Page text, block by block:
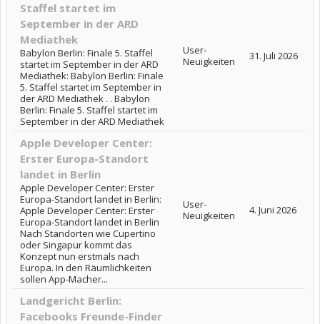
Staffel startet im
September in der ARD
Mediathek
Babylon Berlin: Finale 5. Staffel
startet im September in der ARD
Mediathek: Babylon Berlin: Finale
5. Staffel startet im September in
der ARD Mediathek . . Babylon
Berlin: Finale 5. Staffel startet im
September in der ARD Mediathek
User-
Neuigkeiten
31. Juli 2026
Apple Developer Center:
Erster Europa-Standort
landet in Berlin
Apple Developer Center: Erster
Europa-Standort landet in Berlin:
Apple Developer Center: Erster
Europa-Standort landet in Berlin
Nach Standorten wie Cupertino
oder Singapur kommt das
Konzept nun erstmals nach
Europa. In den Räumlichkeiten
sollen App-Macher...
User-
Neuigkeiten
4. Juni 2026
Landgericht Berlin:
Facebooks Freunde-Finder